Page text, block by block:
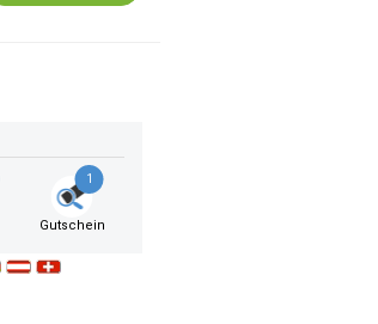
1
Gutschein